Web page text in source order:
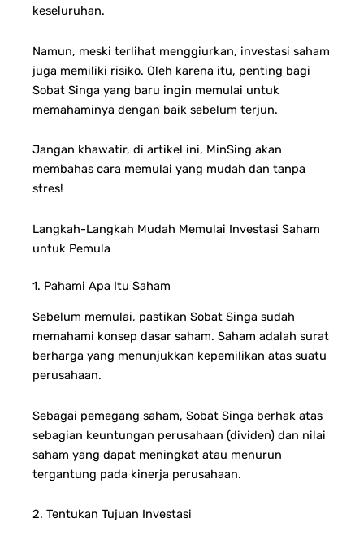
keseluruhan.
Namun, meski terlihat menggiurkan, investasi saham
juga memiliki risiko. Oleh karena itu, penting bagi
Sobat Singa yang baru ingin memulai untuk
memahaminya dengan baik sebelum terjun.
Jangan khawatir, di artikel ini, MinSing akan
membahas cara memulai yang mudah dan tanpa
stres!
Langkah-Langkah Mudah Memulai Investasi Saham
untuk Pemula
1. Pahami Apa Itu Saham
Sebelum memulai, pastikan Sobat Singa sudah
memahami konsep dasar saham. Saham adalah surat
berharga yang menunjukkan kepemilikan atas suatu
perusahaan.
Sebagai pemegang saham, Sobat Singa berhak atas
sebagian keuntungan perusahaan (dividen) dan nilai
saham yang dapat meningkat atau menurun
tergantung pada kinerja perusahaan.
2. Tentukan Tujuan Investasi